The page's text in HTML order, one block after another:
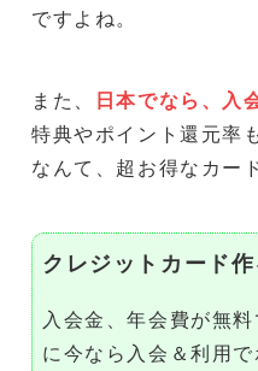
ですよね。
また、 日本でなら、入
特典やポイント還元率
なんて、超お得なカー
クレジットカード
入会金、年会費が無
に今なら入会＆利用